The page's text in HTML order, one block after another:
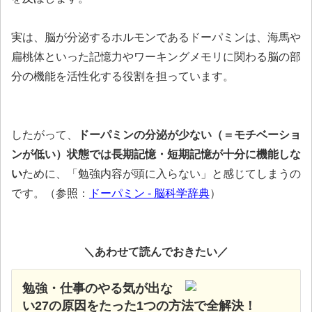
実は、脳が分泌するホルモンであるドーパミンは、海馬や
扁桃体といった記憶力やワーキングメモリに関わる脳の部
分の機能を活性化する役割を担っています。
したがって、
ドーパミンの分泌が少ない（＝モチベーショ
ンが低い）状態では長期記憶・短期記憶が十分に機能しな
いために、「勉強内容が頭に入らない」と感じてしまうの
です。（参照：
ドーパミン - 脳科学辞典）
＼あわせて読んでおきたい／
勉強・仕事のやる気が出な
い27の原因をたった1つの方法で全解決！